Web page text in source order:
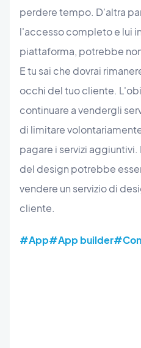
perdere tempo. D'altra
l'accesso completo e lui
piattaforma, potrebbe
E tu sai che dovrai
occhi del tuo cliente.
continuare a vendergli
di limitare
pagare i servizi
del design potrebbe
vendere un servizio di
cliente.
#App#App builder